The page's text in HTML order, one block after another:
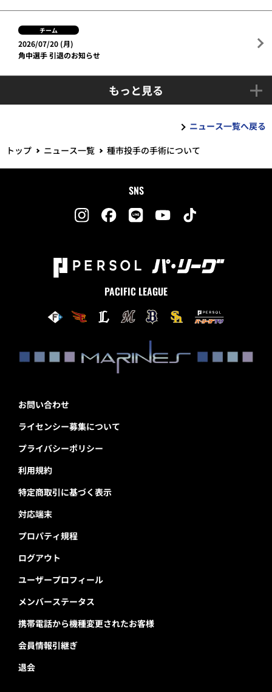
チーム
2026/07/20 (月)
角中選手 引退のお知らせ
もっと見る
ニュース一覧へ戻る
トップ
ニュース一覧 種市投手の手術について
SNS
PACIFIC LEAGUE
お問い合わせ
ライセンシー募集について
プライバシーポリシー
利用規約
特定商取引に基づく表示
対応端末
プロパティ規程
ログアウト
ユーザープロフィール
メンバーステータス
携帯電話から機種変更されたお客様
会員情報引継ぎ
退会